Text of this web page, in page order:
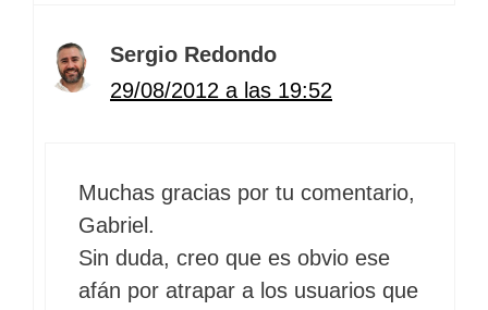
Sergio Redondo
29/08/2012 a las 19:52
Muchas gracias por tu comentario,
Gabriel.
Sin duda, creo que es obvio ese
afán por atrapar a los usuarios que